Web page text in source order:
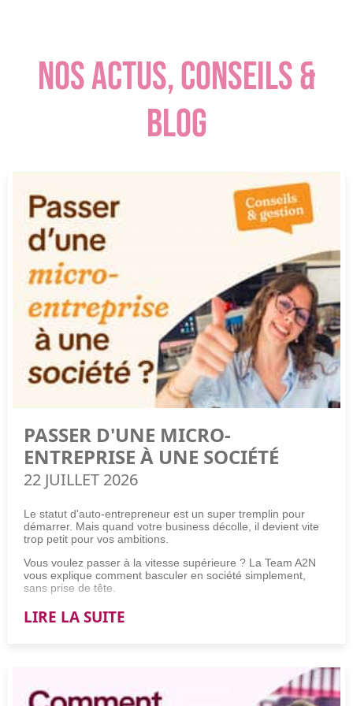
NOS ACTUS, CONSEILS &
BLOG
PASSER D'UNE MICRO-
ENTREPRISE À UNE SOCIÉTÉ
22 JUILLET 2026
Le statut d'auto-entrepreneur est un super tremplin pour
démarrer. Mais quand votre business décolle, il devient vite
trop petit pour vos ambitions.
Vous voulez passer à la vitesse supérieure ? La Team A2N
vous explique comment basculer en société simplement,
sans prise de tête.
Validez la viabilité financière de la transition à l'aide d'un
LIRE LA SUITE